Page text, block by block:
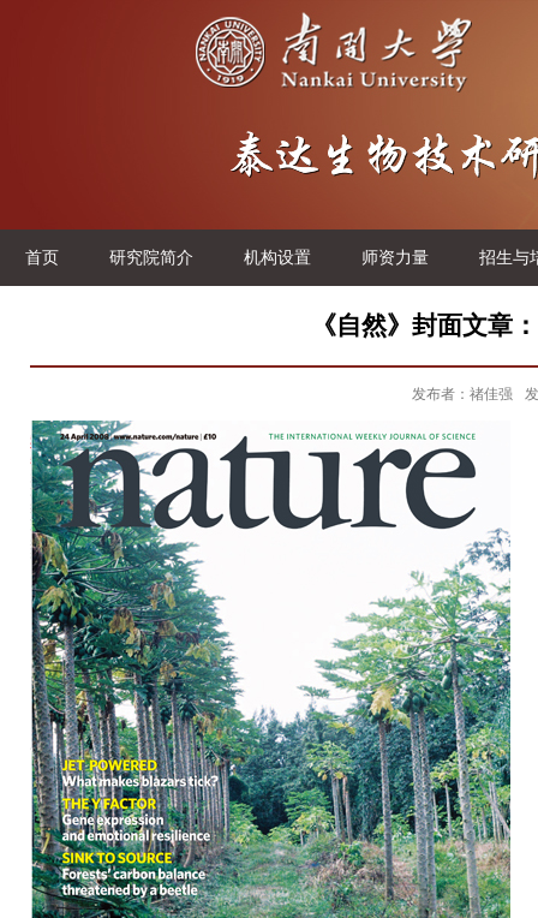
首页 研究院简介 机构设置 师资力量 招生与
《自然》封面文章
发布者：禇佳强